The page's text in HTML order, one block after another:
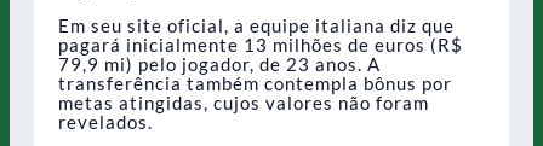
Em seu site oficial, a equipe italiana diz que
pagará inicialmente 13 milhões de euros (R$
79,9 mi) pelo jogador, de 23 anos. A
transferência também contempla bônus por
metas atingidas, cujos valores não foram
revelados.